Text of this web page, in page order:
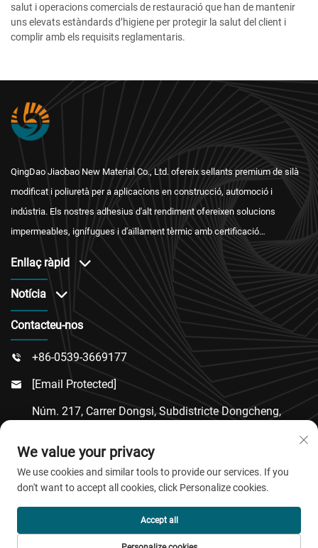
salut i operacions comercials de restauració que han de mantenir
uns elevats estàndards d’higiene per protegir la salut del client i
complir amb els requisits reglamentaris.
QingDao Jiaobao New Material Co., Ltd. ofereix sellants premium de silà
modificat i poliuretà per a aplicacions en construcció, automoció i
indústria. Els nostres adhesius d'alt rendiment ofereixen solucions
impermeables, ignífugues i d'aïllament tèrmic amb certificació
Enllaç ràpid
Notícia
Contacteu-nos
 +86-0539-3669177
 [email Protected]
Núm. 217, Carrer Dongsi, Subdistricte Dongcheng,
Shandong
Copyright © 2026 QingDao Jiaobao New Material Co.,Ltd.
Tots els drets reservats.
We value your privacy
We use cookies and similar tools to provide our services. If you
don't want to accept all cookies, click Personalize cookies.
Accept all